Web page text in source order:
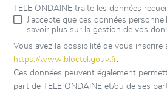
TELE ONDAINE traite les données
J’accepte que ces données
savoir plus sur la gestion de vos
Vous avez la possibilité de vous inscrire
https://www.bloctel.gouv.fr.
Ces données peuvent également
part de TELE ONDAINE et/ou de ses